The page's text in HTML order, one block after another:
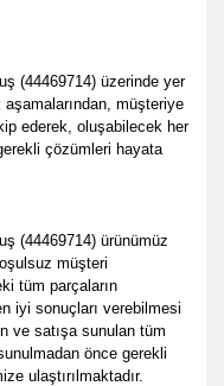
(44469714) üzerinde yer
müşteriye
ederek, oluşabilecek her
çözümleri hayata
(44469714) ürünümüz
müşteri
tüm parçaların
iyi sonuçları verebilmesi
ve satışa sunulan tüm
önce gerekli
ulaştırılmaktadır.